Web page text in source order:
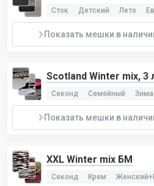
Сток Детский Лето
Показать мешки в
Scotland Winter mix, 3
Секонд Семейный Зима
Показать мешки в
XXL Winter mix БМ
Секонд Крем